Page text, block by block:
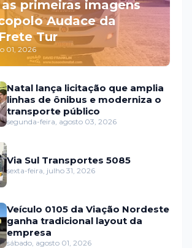
primeiras imagens
Audace da
Tur
01, 2026
Natal lança licitação que amplia
linhas de ônibus e moderniza o
transporte público
segunda-feira, agosto 03, 2026
Via Sul Transportes 5085
sexta-feira, julho 31, 2026
Veículo 0105 da Viação Nordeste
ganha tradicional layout da
empresa
sábado, agosto 01, 2026